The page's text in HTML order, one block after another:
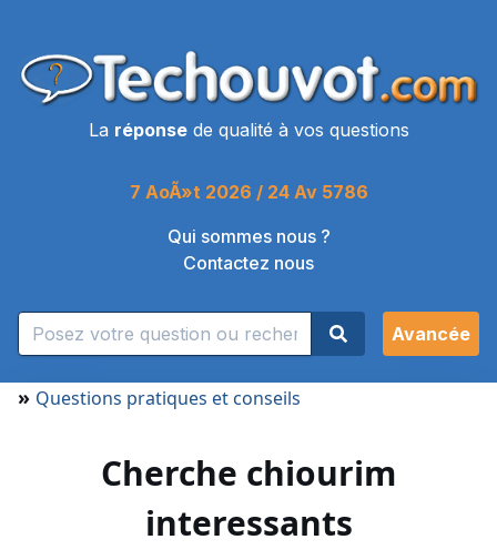
La réponsede qualité à vos questions
7 AoÃ»t 2026 / 24 Av 5786
Qui sommes nous ?
Contactez nous
Avancée
» Questions pratiques et conseils
Cherche chiourim
interessants